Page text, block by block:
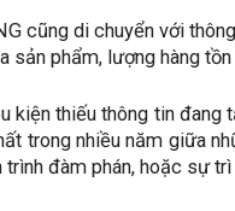
cũng di chuyển với
sản phẩm, lượng hàng
kiện thiếu thông tin
trong nhiều năm giữa
đàm phán, hoặc sự